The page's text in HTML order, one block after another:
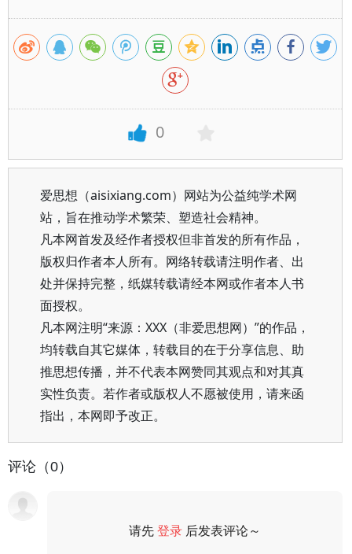
0
爱思想（aisixiang.com）网站为公益纯学术网
站，旨在推动学术繁荣、塑造社会精神。
凡本网首发及经作者授权但非首发的所有作品，
版权归作者本人所有。网络转载请注明作者、出
处并保持完整，纸媒转载请经本网或作者本人书
面授权。
凡本网注明“来源：XXX（非爱思想网）”的作品，
均转载自其它媒体，转载目的在于分享信息、助
推思想传播，并不代表本网赞同其观点和对其真
实性负责。若作者或版权人不愿被使用，请来函
指出，本网即予改正。
评论（0）
请先登录 后发表评论～